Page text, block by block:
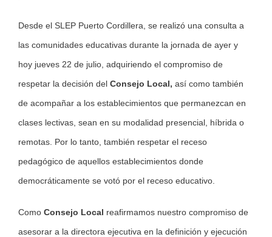
Desde el SLEP Puerto Cordillera, se realizó una consulta a
las comunidades educativas durante la jornada de ayer y
hoy jueves 22 de julio, adquiriendo el compromiso de
respetar la decisión del Consejo Local, así como también
de acompañar a los establecimientos que permanezcan en
clases lectivas, sean en su modalidad presencial, híbrida o
remotas. Por lo tanto, también respetar el receso
pedagógico de aquellos establecimientos donde
democráticamente se votó por el receso educativo.
Como Consejo Local reafirmamos nuestro compromiso de
asesorar a la directora ejecutiva en la definición y ejecución